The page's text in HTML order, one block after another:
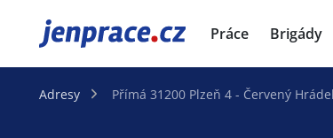
JenPráce.cz Práce Brigády
Adresy Přímá 31200 Plzeň 4 - Červený